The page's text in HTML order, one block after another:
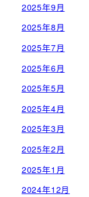
2025年9月
2025年8月
2025年7月
2025年6月
2025年5月
2025年4月
2025年3月
2025年2月
2025年1月
2024年12月